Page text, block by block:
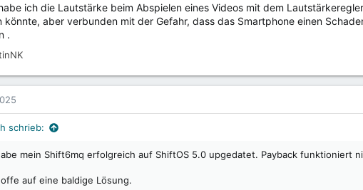
ich die Lautstärke beim Abspielen eines Videos mit dem
könnte, aber verbunden mit der Gefahr, dass das Smartphone einen
.
schrieb:
mein Shift6mq erfolgreich auf ShiftOS 5.0 upgedatet. Payback funktioniert
auf eine baldige Lösung.